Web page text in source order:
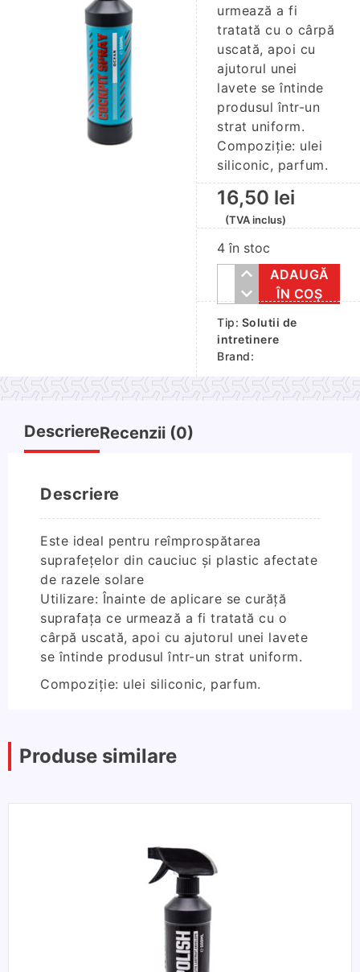
urmează a fi
tratată cu o cârpă
uscată, apoi cu
ajutorul unei
lavete se întinde
produsul într-un
strat uniform.
Compoziție: ulei
siliconic, parfum.
16,50 lei
(TVA inclus)
4 în stoc
Cantitate
lustruit
bord
500ml
ADAUGĂ
ÎN COȘ
Tip: Solutii de
intretinere
Brand:
DescriereRecenzii (0)
Descriere
Este ideal pentru reîmprospătarea
suprafețelor din cauciuc şi plastic afectate
de razele solare
Utilizare: Înainte de aplicare se curăță
suprafața ce urmează a fi tratată cu o
cârpă uscată, apoi cu ajutorul unei lavete
se întinde produsul într-un strat uniform.
Compoziție: ulei siliconic, parfum.
Produse similare